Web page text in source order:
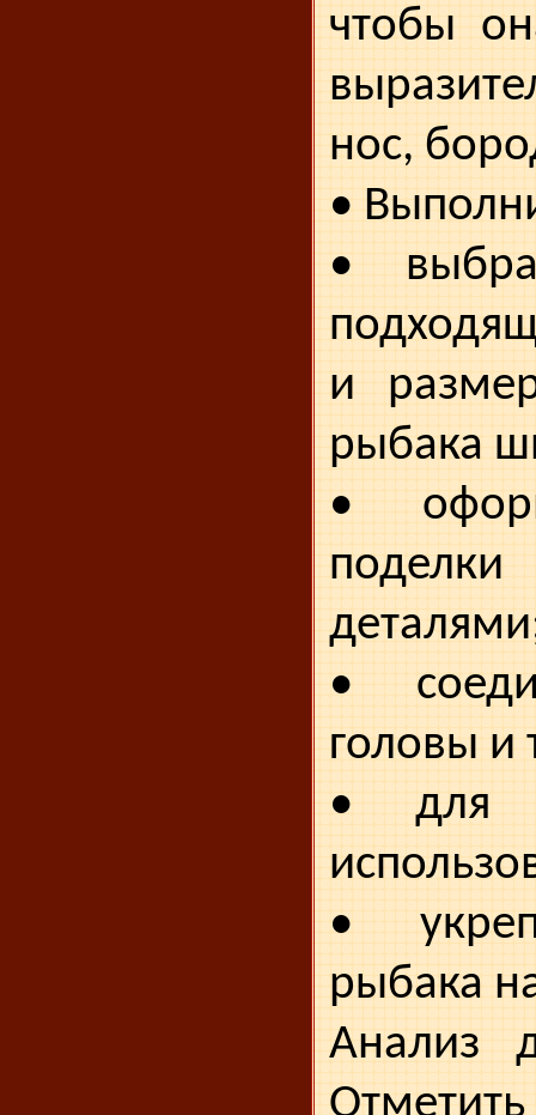
чтобы
нос,
•
•
и
рыбака
•
•
головы и
• для
•
рыбака
Анализ